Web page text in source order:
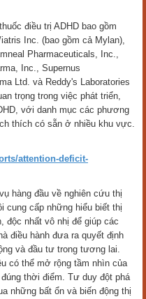
điều trị ADHD bao gồm
Inc. (bao gồm cả Mylan),
Pharmaceuticals, Inc.,
Inc., Supernus
Ltd. và Reddy's Laboratories
trọng trong việc phát triển,
với danh mục các phương
thích có sẵn ở nhiều khu vực.
attention-deficit-
hàng đầu về nghiên cứu thị
cấp những hiểu biết thị
độc nhất vô nhị để giúp các
điều hành đưa ra quyết định
và đầu tư trong tương lai.
có thể mở rộng tầm nhìn của
thời điểm. Tư duy đột phá
những bất ổn và biến động thị